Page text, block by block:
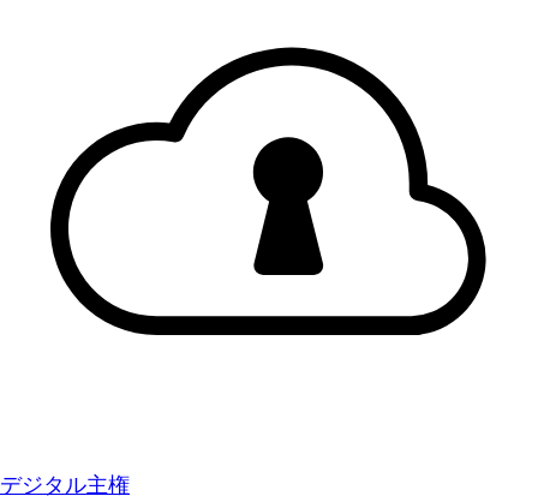
デジタル主権